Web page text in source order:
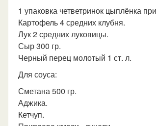
1 упаковка четветринок цыплёнка
Картофель 4 средних клубня.
Лук 2 средних луковицы.
Сыр 300 гр.
Черный перец молотый 1 ст. л.
Для соуса:
Сметана 500 гр.
Аджика.
Кетчуп.